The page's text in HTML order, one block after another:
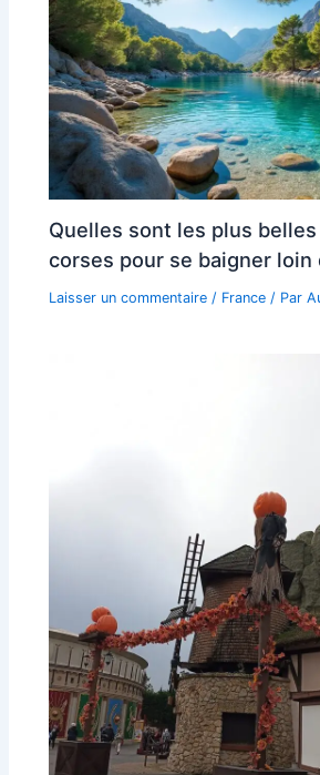
Quelles sont les plus
corses pour se baigner loin
Laisser un commentaire / France / Par